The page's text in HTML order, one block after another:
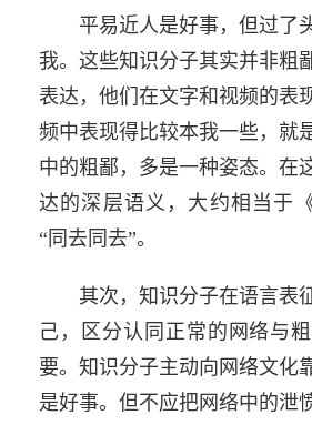
平易近人是好事，但过了
我。这些知识分子其实并非粗
表达，他们在文字和视频的表
频中表现得比较本我一些，就
中的粗鄙，多是一种姿态。在
达的深层语义，大约相当于
“同去同去”。
其次，知识分子在语言表
己，区分认同正常的网络与
要。知识分子主动向网络文化
是好事。但不应把网络中的泄